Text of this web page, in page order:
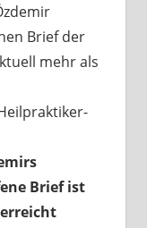
Brief der
mehr als
Brief ist